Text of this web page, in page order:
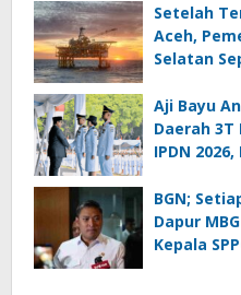
Setelah
Aceh,
Selatan
Aji Bayu
Daerah
IPDN
BGN;
Dapur
Kepala